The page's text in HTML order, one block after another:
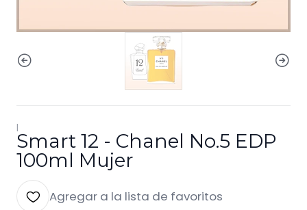
|
Smart 12 - Chanel No.5 EDP
100ml Mujer
Agregar a la lista de favoritos